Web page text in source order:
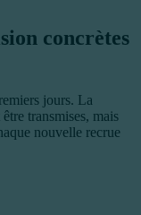
concrètes
jours. La
transmises, mais
nouvelle recrue